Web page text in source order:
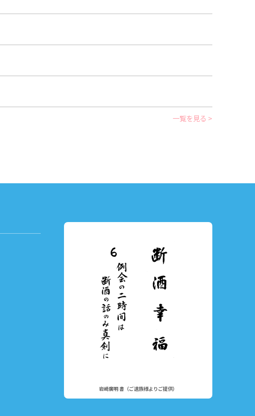
一覧を見る
岩崎廣明 書（ご遺族様よりご提供）